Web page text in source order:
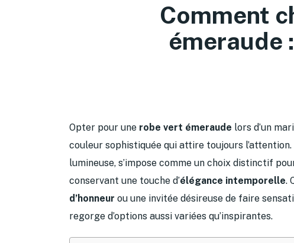
Comment
émeraude
Opter pour une robe vert émeraude lors d’un
couleur sophistiquée qui attire toujours
lumineuse, s’impose comme un choix distinctif
conservant une touche d’élégance intemporelle.
d’honneur ou une invitée désireuse de faire
regorge d’options aussi variées qu’inspirantes.